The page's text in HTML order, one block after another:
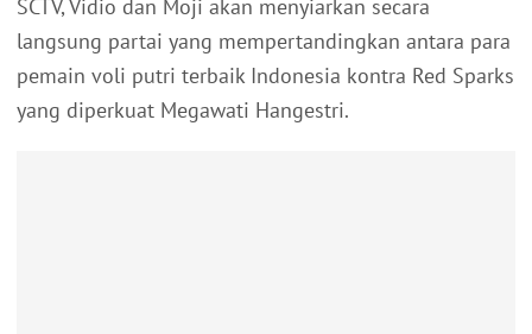
SCTV, Vidio dan Moji akan menyiarkan secara
langsung partai yang mempertandingkan antara para
pemain voli putri terbaik Indonesia kontra Red Sparks
yang diperkuat Megawati Hangestri.